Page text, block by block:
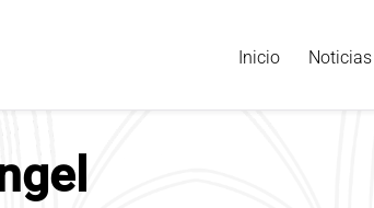
Inicio Noticias